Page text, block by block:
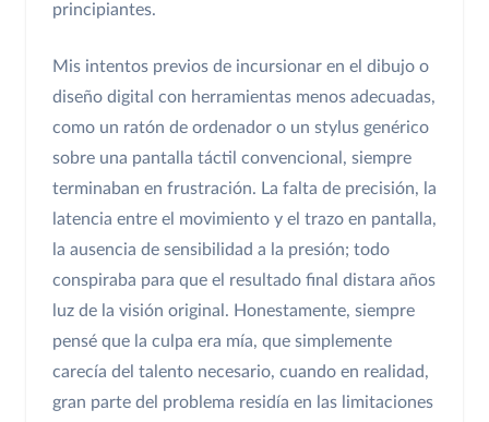
principiantes.
Mis intentos previos de incursionar en el dibujo o
diseño digital con herramientas menos adecuadas,
como un ratón de ordenador o un stylus genérico
sobre una pantalla táctil convencional, siempre
terminaban en frustración. La falta de precisión, la
latencia entre el movimiento y el trazo en pantalla,
la ausencia de sensibilidad a la presión; todo
conspiraba para que el resultado final distara años
luz de la visión original. Honestamente, siempre
pensé que la culpa era mía, que simplemente
carecía del talento necesario, cuando en realidad,
gran parte del problema residía en las limitaciones